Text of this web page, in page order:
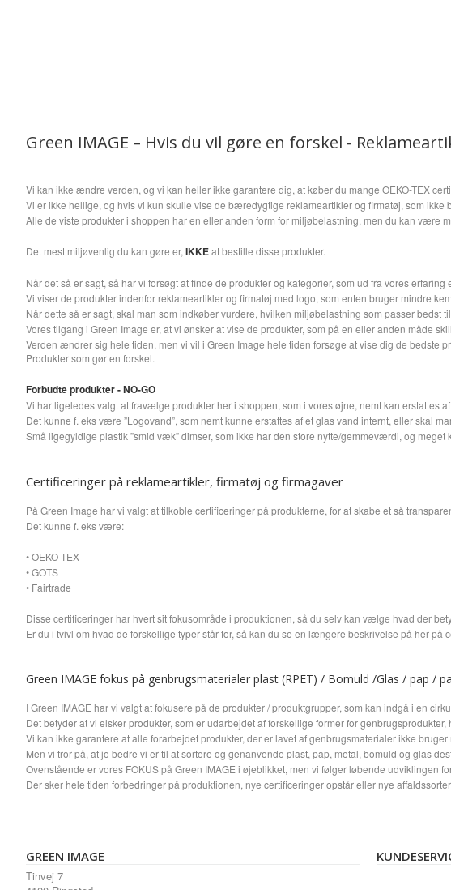
Green IMAGE – Hvis du vil gøre en forskel -
Vi kan ikke ændre verden, og vi kan heller ikke garantere dig, at køber du mange OEKO-TEX
Vi er ikke hellige, og hvis vi kun skulle vise de bæredygtige reklameartikler og firmatøj, som ikke
Alle de viste produkter i shoppen har en eller anden form for miljøbelastning, men du kan være
Det mest miljøvenlig du kan gøre er,IKKEat bestille disse produkter.
Når det så er sagt, så har vi forsøgt at finde de produkter og kategorier, som ud fra vores
Vi viser de produkter indenfor reklameartikler og firmatøj med logo, som enten bruger mindre
Når dette så er sagt, skal man som indkøber vurdere, hvilken miljøbelastning som passer bedst
Vores tilgang i Green Image er, at vi ønsker at vise de produkter, som på en eller anden måde
Verden ændrer sig hele tiden, men vi vil i Green Image hele tiden forsøge at vise dig de bedste
Produkter som gør en forskel.
Forbudte produkter - NO-GO
Vi har ligeledes valgt at fravælge produkter her i shoppen, som i vores øjne, nemt kan erstattes
Det kunne f. eks være ”Logovand”, som nemt kunne erstattes af et glas vand internt, eller skal
Små ligegyldige plastik ”smid væk” dimser, som ikke har den store nytte/gemmeværdi, og meget
Certificeringer på reklameartikler, firmatøj og firmagaver
På Green Image har vi valgt at tilkoble certificeringer på produkterne, for at skabe et så
Det kunne f. eks være:
• OEKO-TEX
• GOTS
• Fairtrade
Disse certificeringer har hvert sit fokusområde i produktionen, så du selv kan vælge hvad der
Er du i tvivl om hvad de forskellige typer står for, så kan du se en længere beskrivelse på her på
Green IMAGE fokus på genbrugsmaterialer plast (RPET) / Bomuld /Glas / pap /
I Green IMAGE har vi valgt at fokusere på de produkter / produktgrupper, som kan indgå i en
Det betyder at vi elsker produkter, som er udarbejdet af forskellige former for
Vi kan ikke garantere at alle forarbejdet produkter, der er lavet af genbrugsmaterialer ikke
Men vi tror på, at jo bedre vi er til at sortere og genanvende plast, pap, metal, bomuld og glas
Ovenstående er vores FOKUS på Green IMAGE i øjeblikket, men vi følger løbende
Der sker hele tiden forbedringer på produktionen, nye certificeringer opstår eller nye
GREEN IMAGE
Tinvej 7